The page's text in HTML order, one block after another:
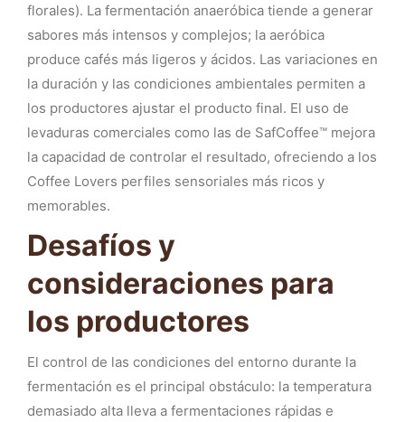
florales). La fermentación anaeróbica tiende a generar
sabores más intensos y complejos; la aeróbica
produce cafés más ligeros y ácidos. Las variaciones en
la duración y las condiciones ambientales permiten a
los productores ajustar el producto final. El uso de
levaduras comerciales como las de SafCoffee™ mejora
la capacidad de controlar el resultado, ofreciendo a los
Coffee Lovers perfiles sensoriales más ricos y
memorables.
Desafíos y
consideraciones para
los productores
El control de las condiciones del entorno durante la
fermentación es el principal obstáculo: la temperatura
demasiado alta lleva a fermentaciones rápidas e